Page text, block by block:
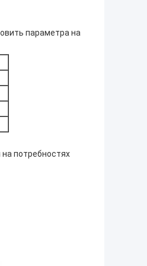
параметра на
потребностях